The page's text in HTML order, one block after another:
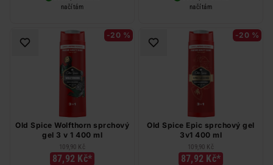
načítám
načítám
-20 %
Old Spice Wolfthorn sprchový
gel 3 v 1 400 ml
109,90 Kč
87,92 Kč*
-20 %
Old Spice Epic sprchový gel
3v1 400 ml
109,90 Kč
87,92 Kč*